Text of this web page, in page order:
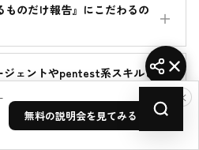
ものだけ報告』にこだわるの
ジェントやpentest系スキルと
×
無料の説明会を見てみる →